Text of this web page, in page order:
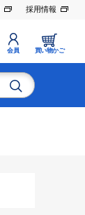
採用情報
会員 買い物かご